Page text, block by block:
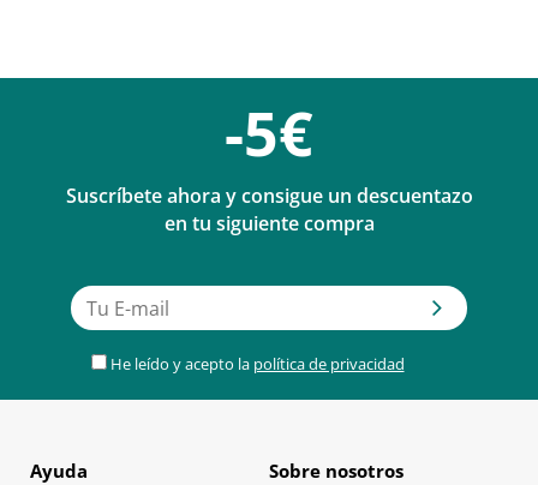
-5€
Suscríbete ahora y consigue un descuentazo
en tu siguiente compra
He leído y acepto la política de privacidad
Ayuda Sobre nosotros